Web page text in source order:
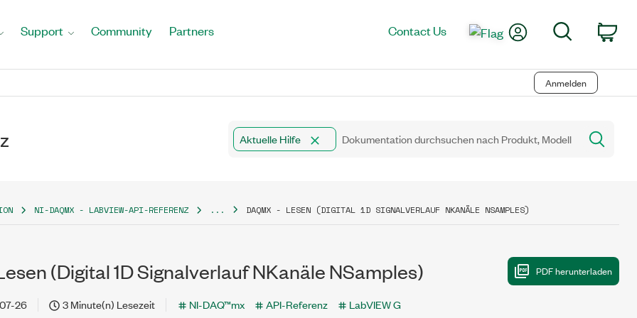
Support Community Partners Contact Us My AccountSearch
Anmelden
Aktuelle Hilfe
NI-DAQMX - LABVIEW-API-REFERENZ ... DAQMX - LESEN (DIGITAL 1D SIGNALVERLAUF NKANÄLE NSAMPLES)
(Digital 1D Signalverlauf NKanäle NSamples)
26 3 Minute(n) Lesezeit NI-DAQ™mx API-Referenz LabVIEW G